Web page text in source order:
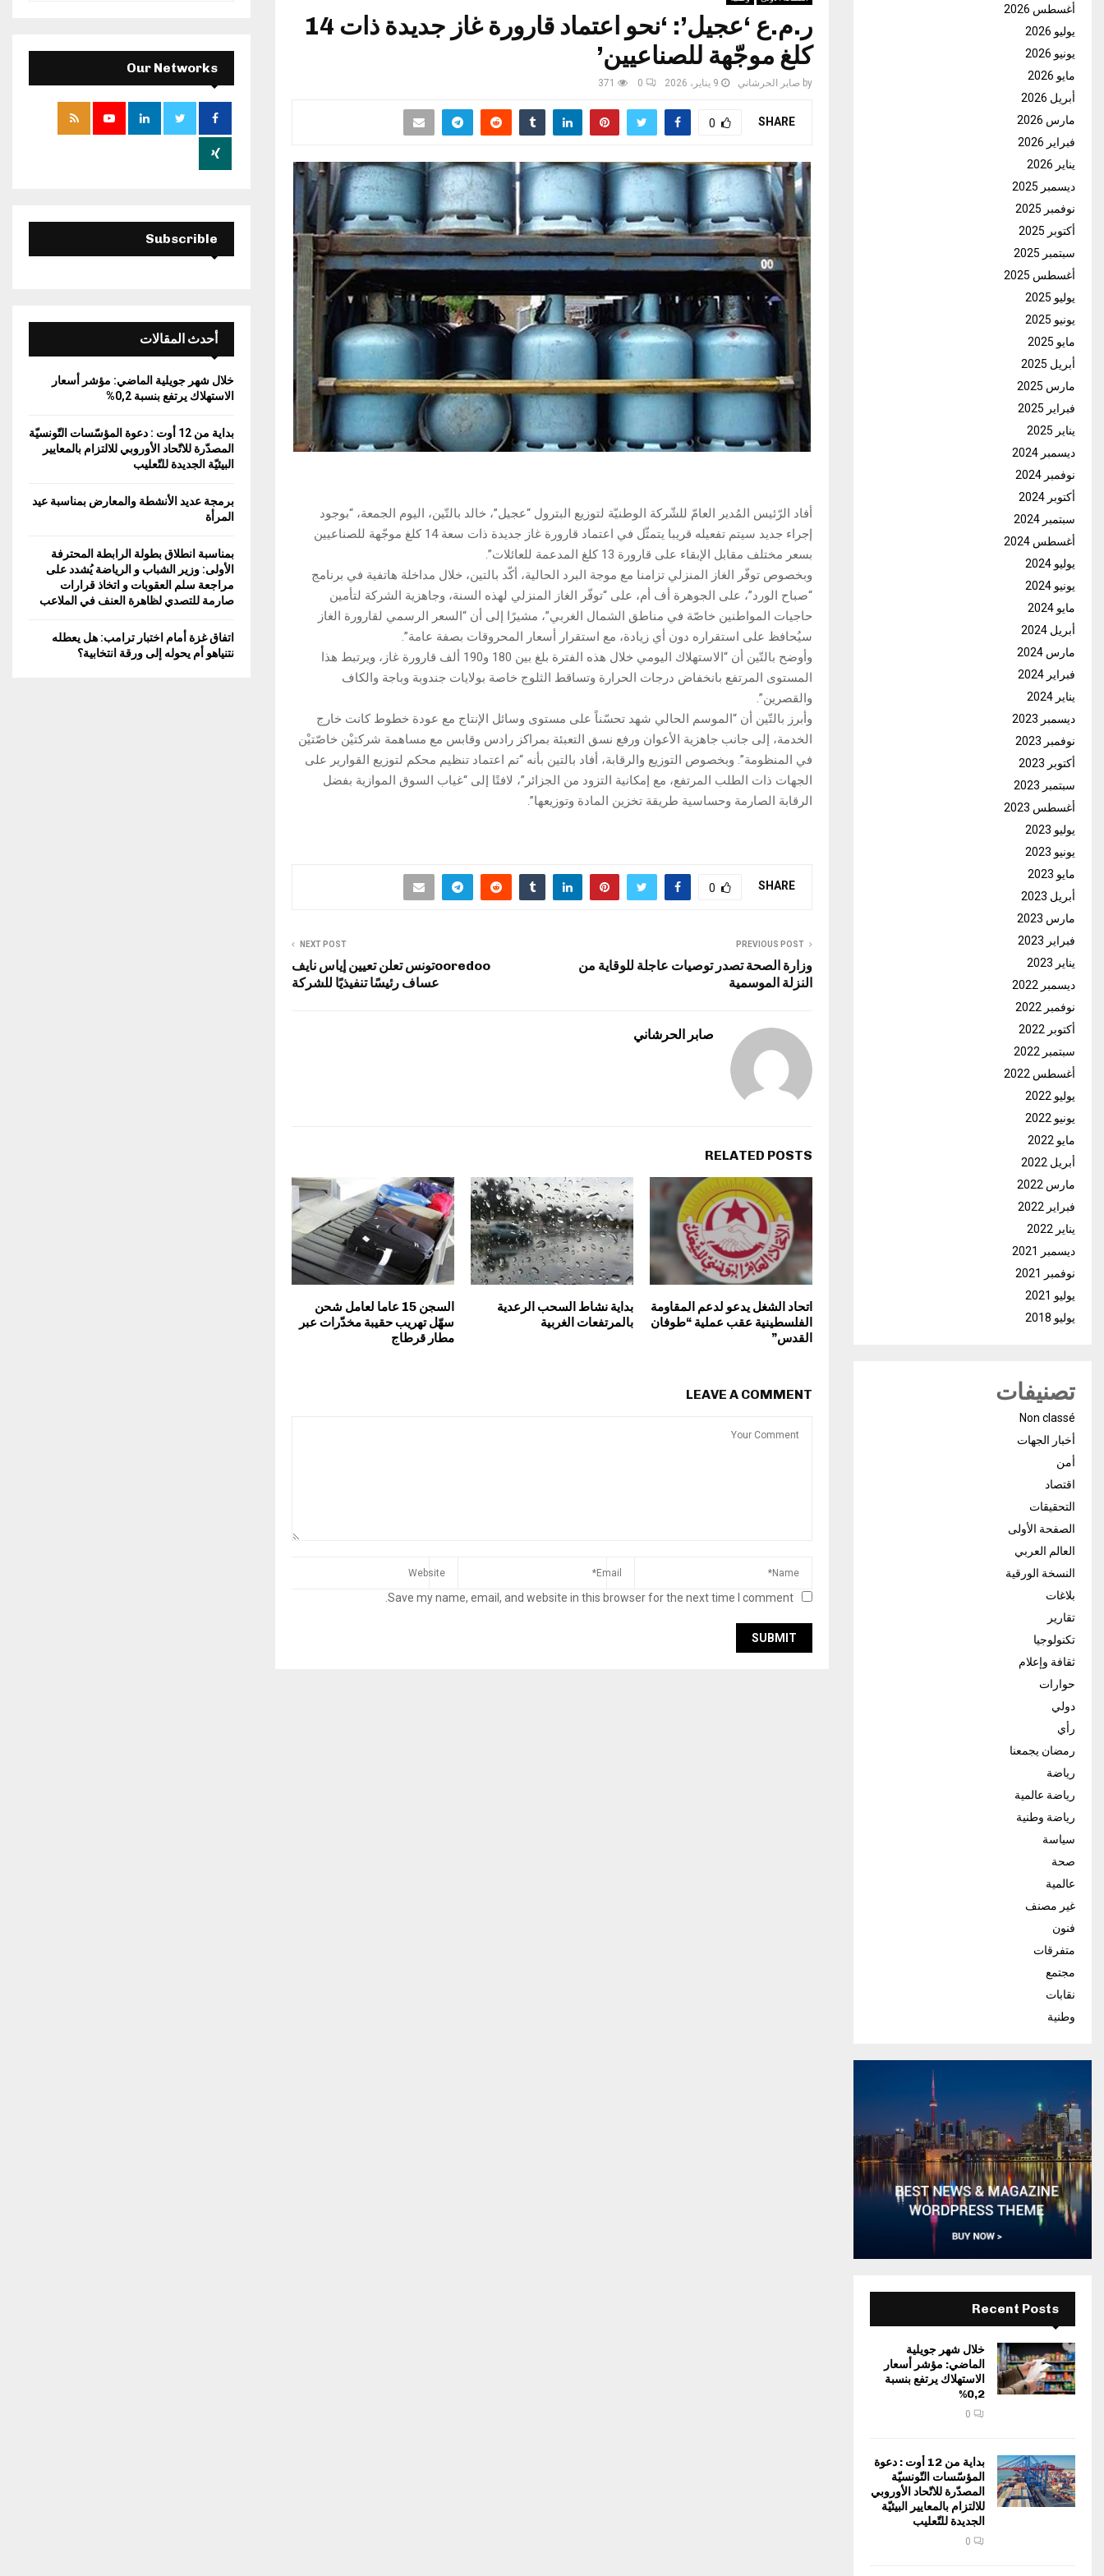
ر.م.ع ‘عجيل’: ‘نحو اعتماد قارورة غاز جديدة ذات 14
كلغ موجّهة للصناعيين’
by صابر الحرشاني 9 يناير، 2026 0
371
SHARE
0
أفاد الرّئيس المُدير العامّ للشّركة الوطنيّة لتوزيع البترول “عجيل”، خالد بالتّين، اليوم الجمعة، “بوجود
إجراء جديد سيتم تفعيله قريبا يتمثّل في اعتماد قارورة غاز جديدة ذات سعة 14 كلغ موجّهة للصناعيين
بسعر مختلف مقابل الإبقاء على قارورة 13 كلغ المدعمة للعائلات”.
وبخصوص توفّر الغاز المنزلي تزامنا مع موجة البرد الحالية، أكّد بالتين، خلال مداخلة هاتفية في برنامج
“صباح الورد”، على الجوهرة أف أم، على “توفّر الغاز المنزلي لهذه السنة، وجاهزية الشركة لتأمين
حاجيات المواطنين خاصّة في مناطق الشمال الغربي”، مشيرًا إلى أن “السعر الرسمي لقارورة الغاز
سيُحافظ على استقراره دون أي زيادة، مع استقرار أسعار المحروقات بصفة عامة”.
وأوضح بالتّين أن “الاستهلاك اليومي خلال هذه الفترة بلغ بين 180 و190 ألف قارورة غاز، ويرتبط هذا
المستوى المرتفع بانخفاض درجات الحرارة وتساقط الثلوج خاصة بولايات جندوبة وباجة والكاف
والقصرين”.
وأبرز بالتّين أن “الموسم الحالي شهد تحسّناً على مستوى وسائل الإنتاج مع عودة خطوط كانت خارج
الخدمة، إلى جانب جاهزية الأعوان ورفع نسق التعبئة بمراكز رادس وقابس مع مساهمة شركتيْن خاصّتيْن
في المنظومة”. وبخصوص التوزيع والرقابة، أفاد بالتين بأنه “تم اعتماد تنظيم محكم لتوزيع القوارير على
الجهات ذات الطلب المرتفع، مع إمكانية التزود من الجزائر”، لافتًا إلى “غياب السوق الموازية بفضل
الرقابة الصارمة وحساسية طريقة تخزين المادة وتوزيعها”.
SHARE
0
PREVIOUS POST
وزارة الصحة تصدر توصيات عاجلة للوقاية من
النزلة الموسمية
NEXT POST
ooredooتونس تعلن تعيين إياس نايف
عساف رئيسًا تنفيذيًا للشركة
صابر الحرشاني
RELATED POSTS
اتحاد الشغل يدعو لدعم المقاومة
الفلسطينية عقب عملية “طوفان
القدس”
بداية نشاط السحب الرعدية
بالمرتفعات الغربية
السجن 15 عاما لعامل شحن
سهّل تهريب حقيبة مخدّرات عبر
مطار قرطاج
LEAVE A COMMENT
Save my name, email, and website in this browser for the next time I comment.
أغسطس 2026
يوليو 2026
يونيو 2026
مايو 2026
أبريل 2026
مارس 2026
فبراير 2026
يناير 2026
ديسمبر 2025
نوفمبر 2025
أكتوبر 2025
سبتمبر 2025
أغسطس 2025
يوليو 2025
يونيو 2025
مايو 2025
أبريل 2025
مارس 2025
فبراير 2025
يناير 2025
ديسمبر 2024
نوفمبر 2024
أكتوبر 2024
سبتمبر 2024
أغسطس 2024
يوليو 2024
يونيو 2024
مايو 2024
أبريل 2024
مارس 2024
فبراير 2024
يناير 2024
ديسمبر 2023
نوفمبر 2023
أكتوبر 2023
سبتمبر 2023
أغسطس 2023
يوليو 2023
يونيو 2023
مايو 2023
أبريل 2023
مارس 2023
فبراير 2023
يناير 2023
ديسمبر 2022
نوفمبر 2022
أكتوبر 2022
سبتمبر 2022
أغسطس 2022
يوليو 2022
يونيو 2022
مايو 2022
أبريل 2022
مارس 2022
فبراير 2022
يناير 2022
ديسمبر 2021
نوفمبر 2021
يوليو 2021
يوليو 2018
تصنيفات
Non classé
أخبار الجهات
أمن
اقتصاد
التحقيقات
الصفحة الأولى
العالم العربي
النسخة الورقية
بلاغات
تقارير
تكنولوجيا
ثقافة وإعلام
حوارات
دولي
رأي
رمضان يجمعنا
رياضة
رياضة عالمية
رياضة وطنية
سياسة
صحة
عالمية
غير مصنف
فنون
متفرقات
مجتمع
نقابات
وطنية
Recent Posts
خلال شهر جويلية
الماضي: مؤشر أسعار
الاستهلاك يرتفع بنسبة
0,2%
0
بداية من 12 أوت : دعوة
المؤسّسات التّونسيّة
المصدّرة للاتّحاد الأوروبي
للالتزام بالمعايير البيئيّة
الجديدة للتّعليب
0
E
A
Our Networks
Subscrible
أحدث المقالات
خلال شهر جويلية الماضي: مؤشر أسعار
الاستهلاك يرتفع بنسبة 0,2%
بداية من 12 أوت : دعوة المؤسّسات التّونسيّة
المصدّرة للاتّحاد الأوروبي للالتزام بالمعايير
البيئيّة الجديدة للتّعليب
برمجة عديد الأنشطة والمعارض بمناسبة عيد
المرأة
بمناسبة انطلاق بطولة الرابطة المحترفة
الأولى: وزير الشباب و الرياضة يُشدد على
مراجعة سلم العقوبات و اتخاذ قرارات
صارمة للتصدي لظاهرة العنف في الملاعب
اتفاق غزة أمام اختبار ترامب: هل يعطله
نتنياهو أم يحوله إلى ورقة انتخابية؟